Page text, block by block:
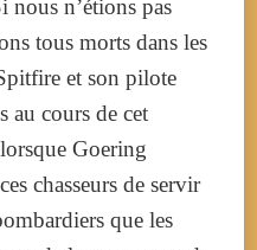
nous n’étions pas
tous morts dans les
et son pilote
au cours de cet
Goering
chasseurs de servir
que les